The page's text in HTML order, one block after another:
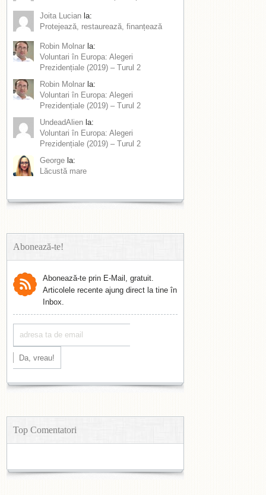
Joita Lucian la:
Protejează, restaurează, finanțează
Robin Molnar la:
Voluntari în Europa: Alegeri
Prezidențiale (2019) – Turul 2
Robin Molnar la:
Voluntari în Europa: Alegeri
Prezidențiale (2019) – Turul 2
UndeadAlien la:
Voluntari în Europa: Alegeri
Prezidențiale (2019) – Turul 2
George la:
Lăcustă mare
Abonează-te!
Abonează-te prin E-Mail, gratuit.
Articolele recente ajung direct la tine în
Inbox.
Top Comentatori